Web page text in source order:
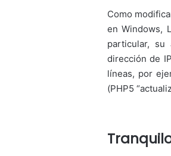
Como
en Windows,
particular, su
dirección de
líneas, por
(PHP5